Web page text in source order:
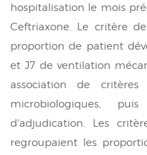
hospitalisation le mois
Ceftriaxone. Le critère
proportion de patient
et J7 de ventilation
association de critères
microbiologiques,
d'adjudication. Les
regroupaient les